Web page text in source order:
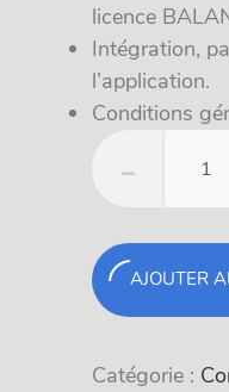
licence
Intégration,
l’application.
Conditions
Balance
AJOUTER
Catégorie :